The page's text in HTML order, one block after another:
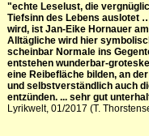
"echte Leselust, die
Tiefsinn des Lebens auslotet
wird, ist Jan-Eike Hornauer
Alltägliche wird hier
scheinbar Normale ins
entstehen wunderbar-
eine Reibefläche bilden, an
und selbstverständlich auch
entzünden. ... sehr gut
Lyrikwelt, 01/2017 (T.